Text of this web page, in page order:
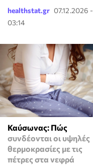
healthstat.gr 07.12.2026 -
03:14
Καύσωνας: Πώς
συνδέονται οι υψηλές
θερμοκρασίες με τις
πέτρες στα νεφρά